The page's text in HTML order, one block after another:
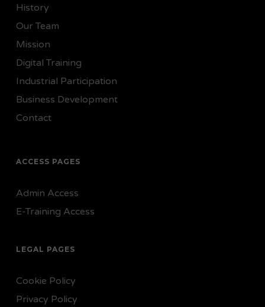
History
Our Team
Mission
Digital Training
Industrial Participation
Business Development
Contact
ACCESS PAGES
Admin Access
E-Training Access
LEGAL PAGES
Cookie Policy
Privacy Policy